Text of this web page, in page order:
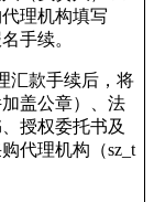
理机构填写
手续。
汇款手续后，将
盖公章）、法
授权委托书及
代理机构（sz_t